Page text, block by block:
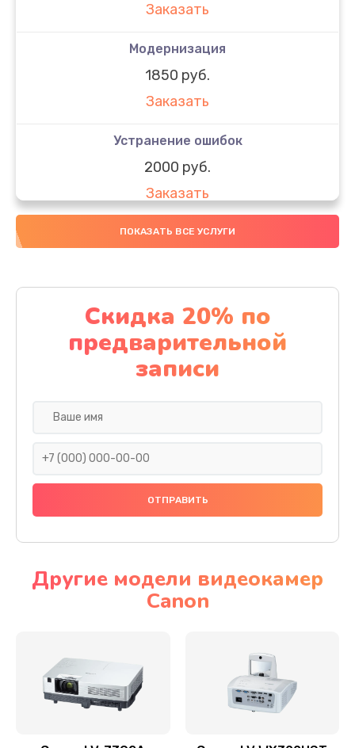
Заказать
Модернизация
1850 руб.
Заказать
Устранение ошибок
2000 руб.
Заказать
Ремонт после залития
Заказать
Ремонт электроплаты
1320 руб.
Заказать
Замена датчика
Замена дисплея
Замена кнопки
ПОКАЗАТЬ ВСЕ УСЛУГИ
Скидка 20% по
предварительной
записи
Другие модели видеокамер
Canon